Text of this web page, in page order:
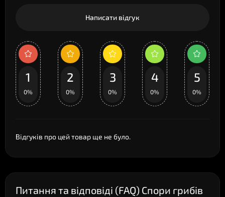
Написати відгук
1
0%
2
0%
3
0%
4
0%
5
0%
Відгуків про цей товар ще не було.
Питання та відповіді (FAQ) Спори грибів